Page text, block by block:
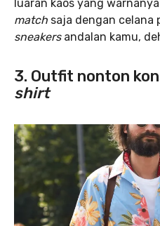
luaran kaos yang
match saja dengan celana
sneakersandalan kamu,
3. Outfit nonton
shirt